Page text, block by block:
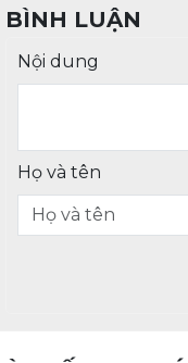
BÌNH LUẬN
Nội dung
Họ và tên